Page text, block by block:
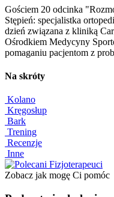
Gościem 20 odcinka
Stępień: specjalistka
dzień związana z kliniką
Ośrodkiem Medycyny
pomaganiu pacjentom z
Na skróty
Kolano
Kręgosłup
Bark
Trening
Recenzje
Inne
Zobacz jak mogę Ci pomóc